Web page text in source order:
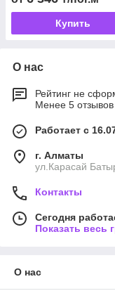
Купить
О нас
Рейтинг не
Менее 5
Работает с
г. Алматы
ул.Карасай
Контакты
Сегодня
Показать весь
О нас